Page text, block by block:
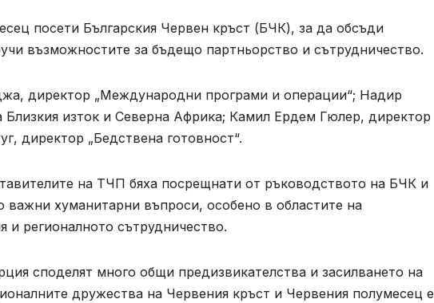
посети Българския Червен кръст (БЧК), за да обсъди
възможностите за бъдещо партньорство и сътрудничество.
директор „Международни програми и операции“; Надир
Близкия изток и Северна Африка; Камил Ердем Гюлер, директор
директор „Бедствена готовност“.
на ТЧП бяха посрещнати от ръководството на БЧК и
важни хуманитарни въпроси, особено в областите на
и регионалното сътрудничество.
споделят много общи предизвикателства и засилването на
дружества на Червения кръст и Червения полумесец е